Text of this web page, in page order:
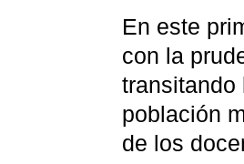
En este
con la
transitando
población
de los